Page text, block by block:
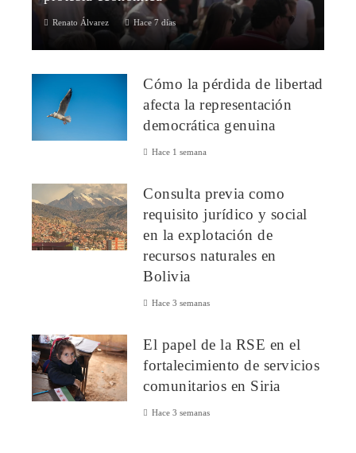
Renato Álvarez Hace 7 días
evidenciado que sus elecciones ...Cómo la pérdida de libertad
afecta la representación
democrática genuina
Hace 1 semana
Consulta previa como
requisito jurídico y social
en la explotación de
recursos naturales en
Bolivia
Hace 3 semanas
El papel de la RSE en el
fortalecimiento de servicios
comunitarios en Siria
Hace 3 semanas